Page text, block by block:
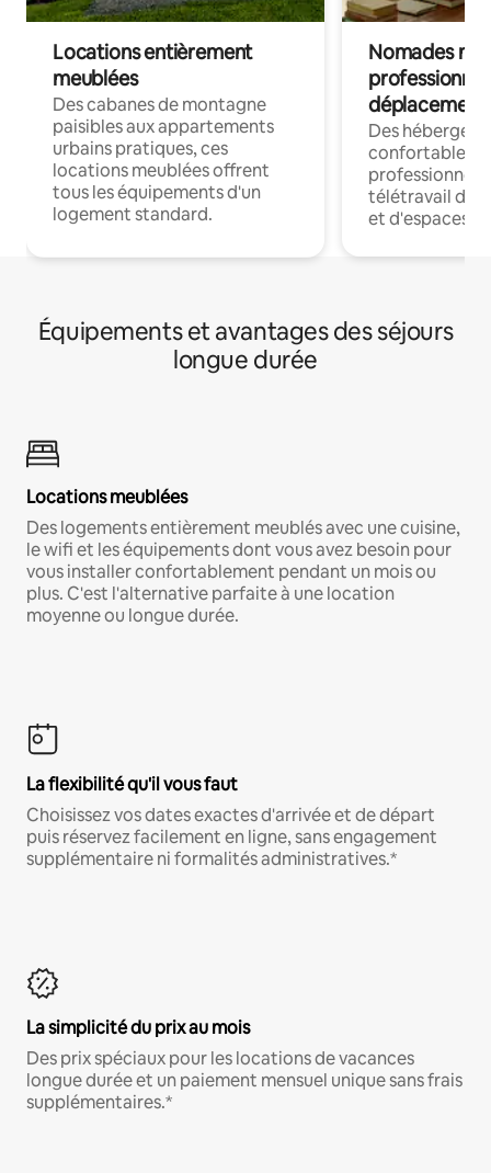
Locations entièrement
meublées
Des cabanes de montagne
paisibles aux appartements
urbains pratiques, ces
locations meublées offrent
tous les équipements d'un
logement standard.
Nomades
déplacement
Des
confortables
professionnels
télétravail
et d'espaces
Équipements et avantages des séjours
longue durée
Locations meublées
Des logements entièrement meublés avec une cuisine,
le wifi et les équipements dont vous avez besoin pour
vous installer confortablement pendant un mois ou
plus. C'est l'alternative parfaite à une location
moyenne ou longue durée.
La flexibilité qu'il vous faut
Choisissez vos dates exactes d'arrivée et de départ
puis réservez facilement en ligne, sans engagement
supplémentaire ni formalités administratives.*
La simplicité du prix au mois
Des prix spéciaux pour les locations de vacances
longue durée et un paiement mensuel unique sans frais
supplémentaires.*